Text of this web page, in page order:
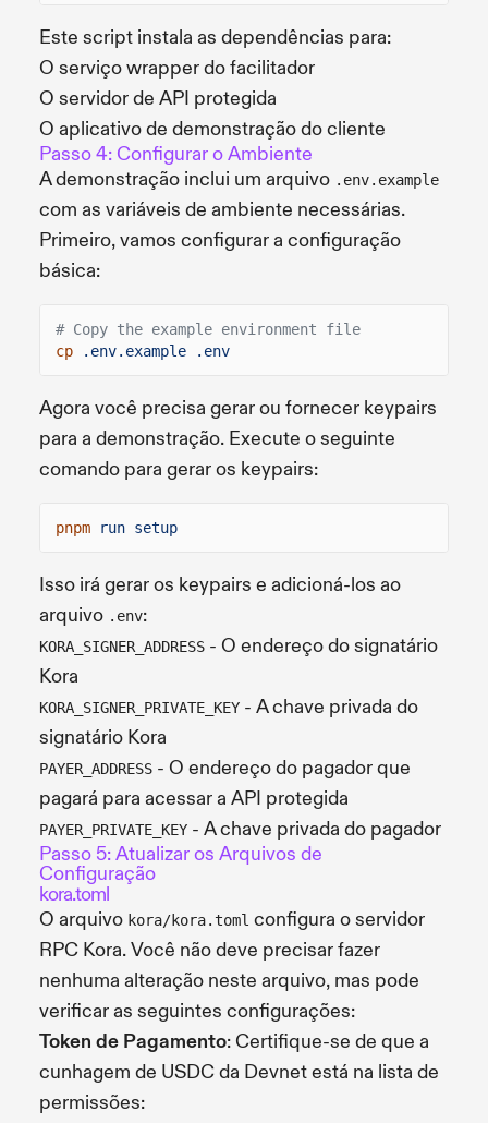
Este script instala as dependências para:
O serviço wrapper do facilitador
O servidor de API protegida
O aplicativo de demonstração do cliente
Passo 4: Configurar o Ambiente
A demonstração inclui um arquivo .env.example
com as variáveis de ambiente necessárias.
Primeiro, vamos configurar a configuração
básica:
# Copy the example environment file
cp
.env.example .env
Agora você precisa gerar ou fornecer keypairs
para a demonstração. Execute o seguinte
comando para gerar os keypairs:
pnpm run setup
Isso irá gerar os keypairs e adicioná-los ao
arquivo .env:
KORA_SIGNER_ADDRESS - O endereço do signatário
Kora
KORA_SIGNER_PRIVATE_KEY - A chave privada do
signatário Kora
PAYER_ADDRESS - O endereço do pagador que
pagará para acessar a API protegida
PAYER_PRIVATE_KEY - A chave privada do pagador
Passo 5: Atualizar os Arquivos de
Configuração
kora.toml
O arquivo kora/kora.toml configura o servidor
RPC Kora. Você não deve precisar fazer
nenhuma alteração neste arquivo, mas pode
verificar as seguintes configurações:
Token de Pagamento: Certifique-se de que a
cunhagem de USDC da Devnet está na lista de
permissões: